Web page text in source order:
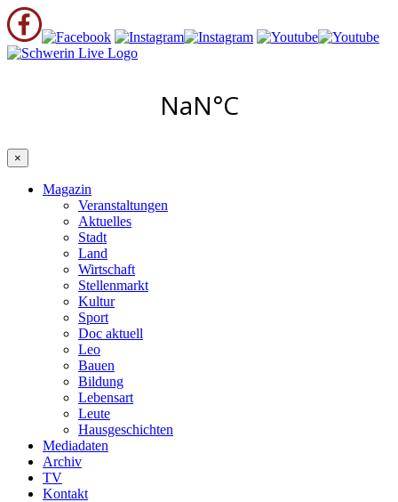
×
Magazin
Veranstaltungen
Aktuelles
Stadt
Land
Wirtschaft
Stellenmarkt
Kultur
Sport
Doc aktuell
Leo
Bauen
Bildung
Lebensart
Leute
Hausgeschichten
Mediadaten
Archiv
TV
Kontakt